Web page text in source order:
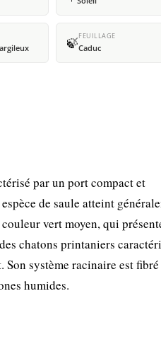
🍃FEUILLAGE
Caduc
par un port compact et
de saule atteint
vert moyen, qui
chatons printaniers
système racinaire est
humides.